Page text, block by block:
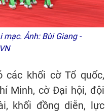
mạc. Ảnh: Bùi Giang -
các khối cờ Tổ quốc,
Minh, cờ Đại hội, đội
khối đồng diễn, lực